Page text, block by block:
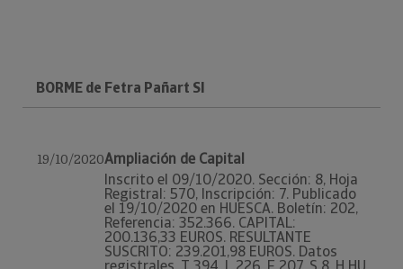
BORME de Fetra Pañart Sl
19/10/2020Ampliación de Capital
Inscrito el 09/10/2020. Sección: 8, Hoja
Registral: 570, Inscripción: 7. Publicado
el 19/10/2020 en HUESCA. Boletín: 202,
Referencia: 352.366. CAPITAL:
200.136,33 EUROS. RESULTANTE
SUSCRITO: 239.201,98 EUROS. Datos